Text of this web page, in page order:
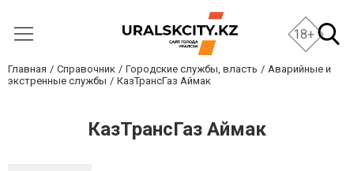
18+
Главная Справочник Городские службы, власть
Аварийные и
экстренные службы
КазТрансГаз Аймак
КазТрансГаз Аймак